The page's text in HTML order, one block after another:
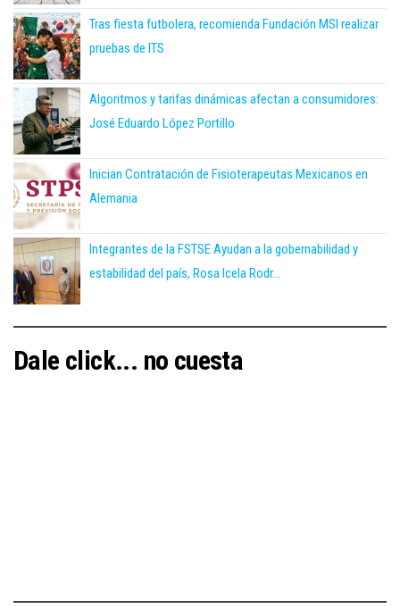
Tras fiesta futbolera, recomienda Fundación MSI realizar
pruebas de ITS
Algoritmos y tarifas dinámicas afectan a consumidores:
José Eduardo López Portillo
Inician Contratación de Fisioterapeutas Mexicanos en
Alemania
Integrantes de la FSTSE Ayudan a la gobernabilidad y
estabilidad del país, Rosa Icela Rodr...
Dale click... no cuesta